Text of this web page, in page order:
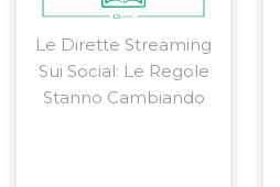
Le Dirette Streaming
Sui Social: Le Regole
Stanno Cambiando